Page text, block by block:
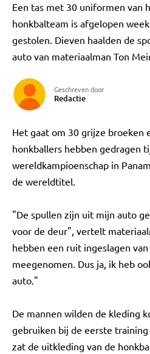
Een tas met 30 uniformen van
honkbalteam is afgelopen
gestolen. Dieven haalden de
auto van materiaalman Ton
Geschreven door
Redactie
Het gaat om 30 grijze broeken
honkballers hebben gedragen
wereldkampioenschap in
de wereldtitel.
"De spullen zijn uit mijn auto
voor de deur", vertelt
hebben een ruit ingeslagen
meegenomen. Dus ja, ik heb
auto."
De mannen wilden de kleding
gebruiken bij de eerste training
zat de uitkleding van de